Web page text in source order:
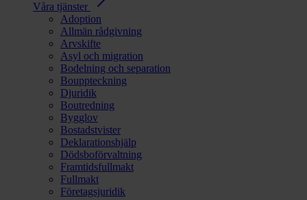
Våra tjänster
Adoption
Allmän rådgivning
Arvskifte
Asyl och migration
Bodelning och separation
Bouppteckning
Djuridik
Boutredning
Bygglov
Bostadstvister
Deklarationshjälp
Dödsboförvaltning
Framtidsfullmakt
Fullmakt
Företagsjuridik